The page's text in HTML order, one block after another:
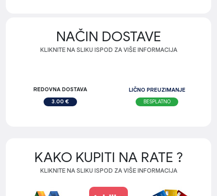
NAČIN DOSTAVE
KLIKNITE NA SLIKU ISPOD ZA VIŠE INFORMACIJA
REDOVNA DOSTAVA
3.00 €
LIČNO PREUZIMANJE
BESPLATNO
KAKO KUPITI NA RATE ?
KLIKNITE NA SLIKU ISPOD ZA VIŠE INFORMACIJA